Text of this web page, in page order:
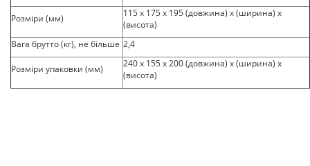
Розміри (мм)
115 х 175 х 195 (довжина) х (ширина) х
(висота)
Вага брутто (кг), не більше 2,4
Розміри упаковки (мм)
240 х 155 х 200 (довжина) х (ширина) х
(висота)